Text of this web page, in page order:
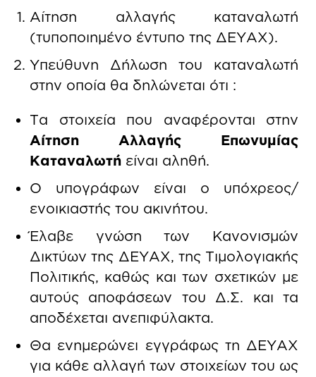
Αίτηση αλλαγής καταναλωτή
(τυποποιημένο έντυπο της ΔΕΥΑΧ).
Υπεύθυνη Δήλωση του καταναλωτή
στην οποία θα δηλώνεται ότι :
Τα στοιχεία που αναφέρονται στην
Αίτηση Αλλαγής Επωνυμίας
Καταναλωτή είναι αληθή.
Ο υπογράφων είναι ο υπόχρεος/
ενοικιαστής του ακινήτου.
Έλαβε γνώση των Κανονισμών
Δικτύων της ΔΕΥΑΧ, της Τιμολογιακής
Πολιτικής, καθώς και των σχετικών με
αυτούς αποφάσεων του Δ.Σ. και τα
αποδέχεται ανεπιφύλακτα.
Θα ενημερώνει εγγράφως τη ΔΕΥΑΧ
για κάθε αλλαγή των στοιχείων του ως